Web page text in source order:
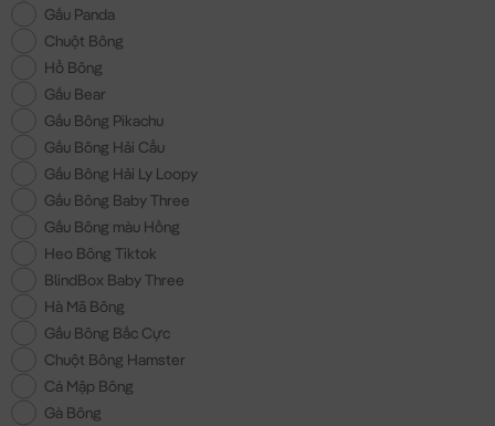
Gấu Panda
Chuột Bông
Hổ Bông
Gấu Bear
Gấu Bông Pikachu
Gấu Bông Hải Cẩu
Gấu Bông Hải Ly Loopy
Gấu Bông Baby Three
Gấu Bông màu Hồng
Heo Bông Tiktok
BlindBox Baby Three
Hà Mã Bông
Gấu Bông Bắc Cực
Chuột Bông Hamster
Cá Mập Bông
Gà Bông